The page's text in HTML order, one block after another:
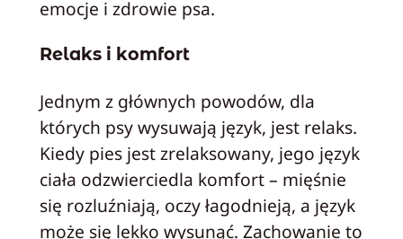
emocje i zdrowie psa.
Relaks i komfort
Jednym z głównych powodów, dla
których psy wysuwają język, jest relaks.
Kiedy pies jest zrelaksowany, jego język
ciała odzwierciedla komfort – mięśnie
się rozluźniają, oczy łagodnieją, a język
może się lekko wysunąć. Zachowanie to